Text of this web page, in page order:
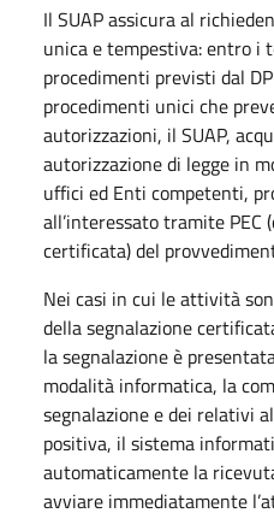
Il SUAP assicura al
unica e tempestiva: entro i
procedimenti previsti dal
procedimenti unici che
autorizzazioni, il SUAP,
autorizzazione di legge in
uffici ed Enti competenti,
all’interessato tramite PEC
certificata) del
Nei casi in cui le attività
della segnalazione
la segnalazione è
modalità informatica, la
segnalazione e dei relativi
positiva, il sistema
automaticamente la
avviare immediatamente